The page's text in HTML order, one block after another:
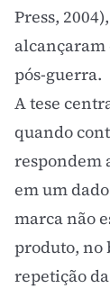
Press,
alcançaram
pós-guerra.
A tese
quando
respondem
em um
marca não
produto,
repetição